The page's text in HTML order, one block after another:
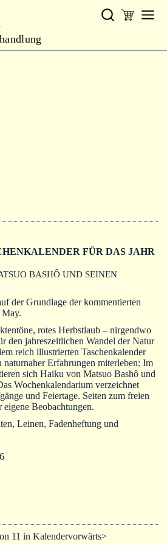
Dieterich
Bibliophilia
Autoren
Warenkorb
FÜR DAS JAHR
BASHÔ UND SEINEN
der Grundlage der kommentierten
rotes Herbstlaub – nirgendwo
den jahreszeitlichen Wandel der Natur
reich illustrierten Taschenkalender
naturnaher Erfahrungen miterleben: Im
sich Haiku von Matsuo Bashô und
Wochenkalendarium verzeichnet
und Feiertage. Seiten zum freien
Beobachtungen.
Leinen, Fadenheftung und
11 in Kalendervorwärts>